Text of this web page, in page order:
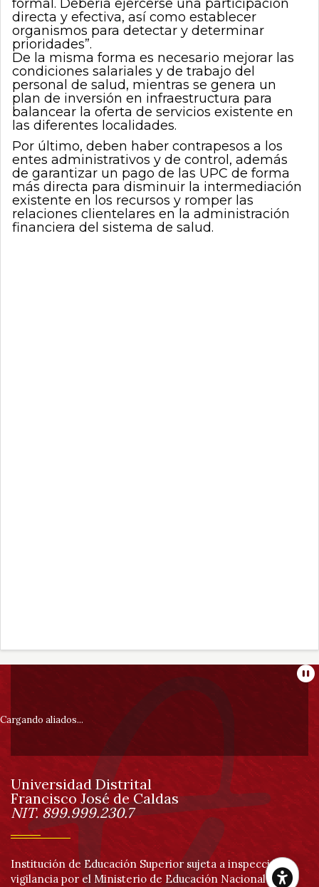
formal. Debería ejercerse una participación
directa y efectiva, así como establecer
organismos para detectar y determinar
prioridades”.
De la misma forma es necesario mejorar las
condiciones salariales y de trabajo del
personal de salud, mientras se genera un
plan de inversión en infraestructura para
balancear la oferta de servicios existente en
las diferentes localidades.
Por último, deben haber contrapesos a los
entes administrativos y de control, además
de garantizar un pago de las UPC de forma
más directa para disminuir la intermediación
existente en los recursos y romper las
relaciones clientelares en la administración
financiera del sistema de salud.
Información
pie
de
página
Cargando aliados...
Información
Universidad Distrital
Francisco José de Caldas
NIT. 899.999.230.7
Institución de Educación Superior sujeta a inspección y
vigilancia por el Ministerio de Educación Nacional